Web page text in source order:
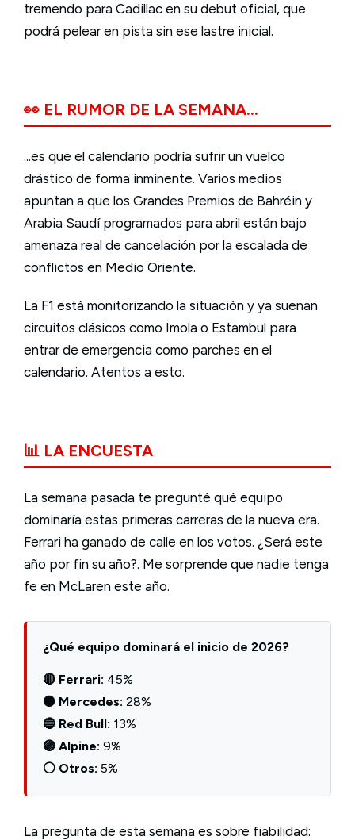
tremendo para Cadillac en su debut oficial, que
podrá pelear en pista sin ese lastre inicial.
👀 EL RUMOR DE LA SEMANA...
...es que el calendario podría sufrir un vuelco
drástico de forma inminente. Varios medios
apuntan a que los Grandes Premios de Bahréin y
Arabia Saudí programados para abril están bajo
amenaza real de cancelación por la escalada de
conflictos en Medio Oriente.
La F1 está monitorizando la situación y ya suenan
circuitos clásicos como Imola o Estambul para
entrar de emergencia como parches en el
calendario. Atentos a esto.
📊 LA ENCUESTA
La semana pasada te pregunté qué equipo
dominaría estas primeras carreras de la nueva era.
Ferrari ha ganado de calle en los votos. ¿Será este
año por fin su año?. Me sorprende que nadie tenga
fe en McLaren este año.
¿Qué equipo dominará el inicio de 2026?
🔴 Ferrari: 45%
⚫ Mercedes: 28%
🔵 Red Bull: 13%
🟣 Alpine: 9%
⚪ Otros: 5%
La pregunta de esta semana es sobre fiabilidad: